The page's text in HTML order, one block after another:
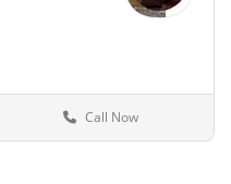
Estado de Mexico
Call Now